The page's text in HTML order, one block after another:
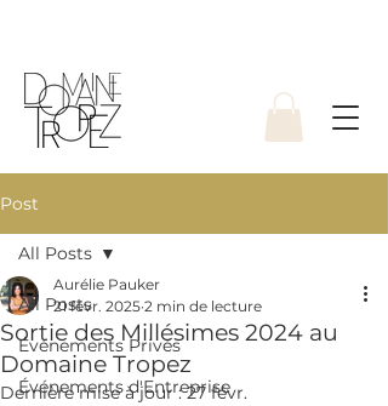
Post
All Posts
Événements Privés
Événements d'Entreprise
All Posts
Sortie des Millésimes 2024 au
Domaine Tropez
Aurélie Pauker
21 févr. 2025 2 min de lecture
Dernière mise à jour :27 févr.